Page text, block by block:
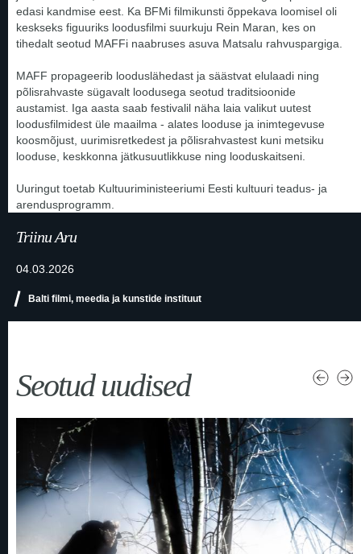
Triinu Aru
04.03.2026
Balti filmi, meedia ja kunstide instituut
edasi kandmise eest. Ka BFMi filmikunsti õppekava loomisel oli
keskseks figuuriks loodusfilmi suurkuju Rein Maran, kes on
tihedalt seotud MAFFi naabruses asuva Matsalu rahvuspargiga.
MAFF propageerib looduslähedast ja säästvat elulaadi ning
põlisrahvaste sügavalt loodusega seotud traditsioonide
austamist. Iga aasta saab festivalil näha laia valikut uutest
loodusfilmidest üle maailma - alates looduse ja inimtegevuse
koosmõjust, uurimisretkedest ja põlisrahvastest kuni metsiku
looduse, keskkonna jätkusuutlikkuse ning looduskaitseni.
Uuringut toetab Kultuuriministeeriumi Eesti kultuuri teadus- ja
arendusprogramm.
Seotud uudised